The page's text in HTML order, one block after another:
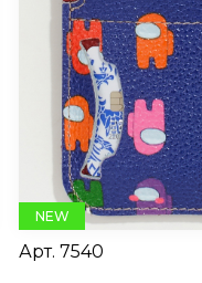
NEW
Арт. 7540